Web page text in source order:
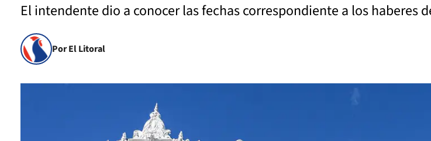
El intendente dio a conocer las fechas correspondiente a los haberes
Por El Litoral